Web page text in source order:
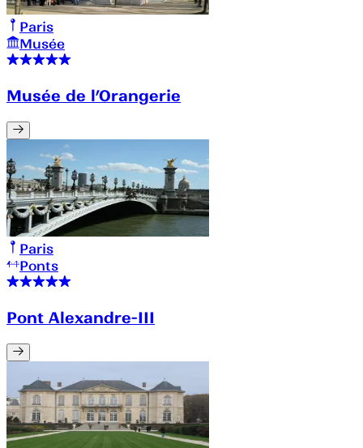
Paris
Musée
Musée de l’Orangerie
Paris
Ponts
Pont Alexandre-III